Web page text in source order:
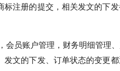
注册的提交，相关发文的下
员账户管理，财务明细管理
文的下发、订单状态的变更